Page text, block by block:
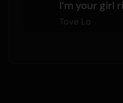
I’m your girl
Tove Lo